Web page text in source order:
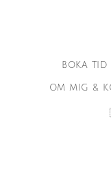
BOKA TID
OM MIG &